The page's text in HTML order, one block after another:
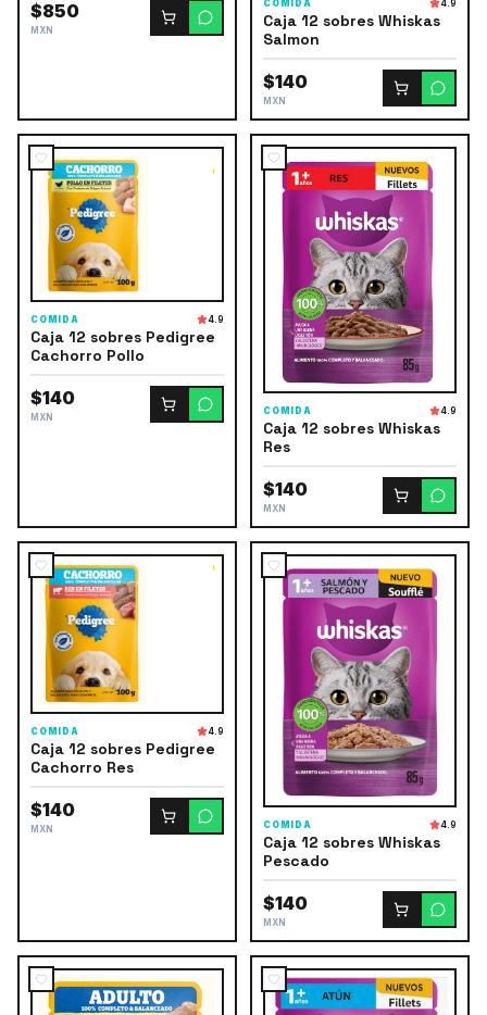
$850
MXN
COMIDA 4.9
Caja 12 sobres Whiskas
Salmon
$140
MXN
COMIDA 4.9
Caja 12 sobres Pedigree
Cachorro Pollo
$140
MXN
COMIDA 4.9
Caja 12 sobres Whiskas
Res
$140
MXN
COMIDA 4.9
Caja 12 sobres Pedigree
Cachorro Res
$140
MXN COMIDA 4.9
Caja 12 sobres Whiskas
Pescado
$140
MXN